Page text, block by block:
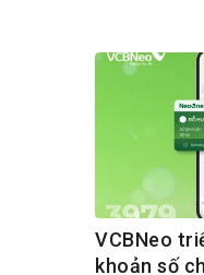
VCBNeo
khoản số